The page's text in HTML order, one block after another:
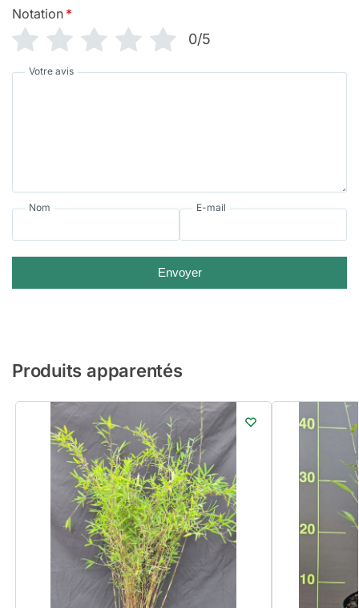
Notation *
0/5
Votre avis
Nom E-mail
Envoyer
Produits apparentés